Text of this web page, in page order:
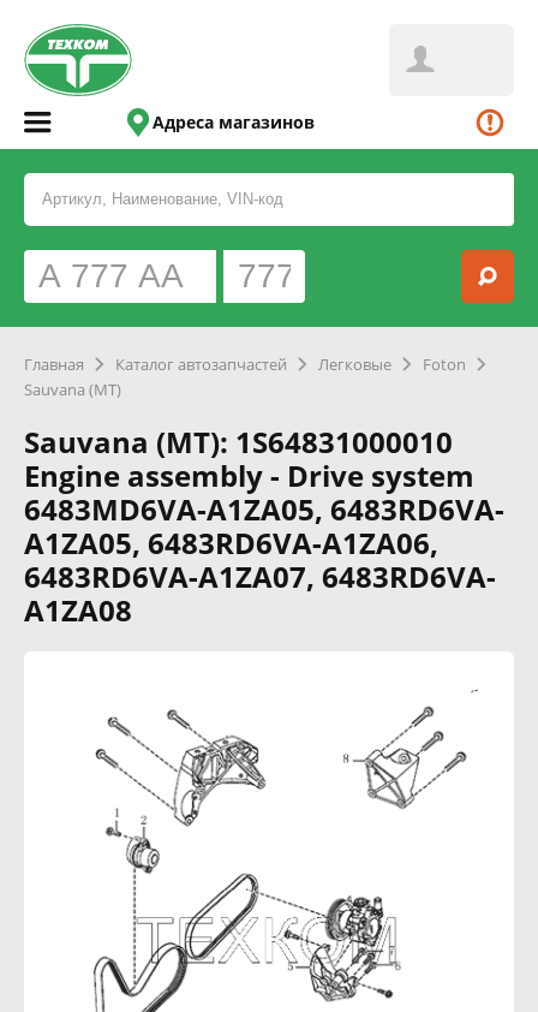
Адреса магазинов
Главная Каталог автозапчастей Легковые
Foton
Sauvana (MT)
Sauvana (MT): 1S64831000010
Engine assembly - Drive system
6483MD6VA-A1ZA05, 6483RD6VA-
A1ZA05, 6483RD6VA-A1ZA06,
6483RD6VA-A1ZA07, 6483RD6VA-
A1ZA08